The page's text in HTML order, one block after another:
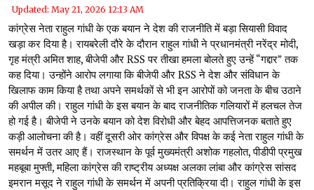
Updated: May 21, 2026 12:13 AM
कांग्रेस नेता राहुल गांधी के एक बयान ने देश की राजनीति में बड़ा सियासी विवाद
खड़ा कर दिया है। रायबरेली दौरे के दौरान राहुल गांधी ने प्रधानमंत्री नरेंद्र मोदी,
गृह मंत्री अमित शाह, बीजेपी और RSS पर तीखा हमला बोलते हुए उन्हें “गद्दार” तक
कह दिया। उन्होंने आरोप लगाया कि बीजेपी और RSS ने देश और संविधान के
खिलाफ काम किया है तथा अपने समर्थकों से भी इन आरोपों को जनता के बीच उठाने
की अपील की। राहुल गांधी के इस बयान के बाद राजनीतिक गलियारों में हलचल तेज
हो गई है। बीजेपी ने उनके बयान को देश विरोधी और बेहद आपत्तिजनक बताते हुए
कड़ी आलोचना की है। वहीं दूसरी ओर कांग्रेस और विपक्ष के कई नेता राहुल गांधी के
समर्थन में उतर आए हैं। राजस्थान के पूर्व मुख्यमंत्री अशोक गहलोत, पीडीपी प्रमुख
महबूबा मुफ्ती, महिला कांग्रेस की राष्ट्रीय अध्यक्ष अलका लांबा और कांग्रेस सांसद
इमरान मसूद ने राहुल गांधी के समर्थन में अपनी प्रतिक्रिया दी। राहुल गांधी के इस